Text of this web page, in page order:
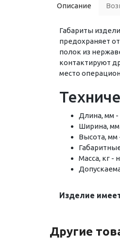
Описание
Габариты
предохраняет
полок из
контактируют
место
Длина, мм -
Ширина, мм
Высота, мм
Масса, кг -
Изделие
Другие